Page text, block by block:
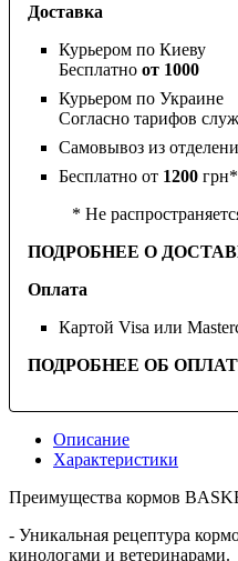
Доставка
Курьером по Киеву
Бесплатно от 1000
Курьером по Украине
Согласно тарифов
Самовывоз из
Бесплатно от 1200 грн*
* Не
ПОДРОБНЕЕ О
Оплата
Картой Visa или
ПОДРОБНЕЕ ОБ
Описание
Характеристики
Преимущества кормов
- Уникальная рецептура
кинологами и ветеринарами.